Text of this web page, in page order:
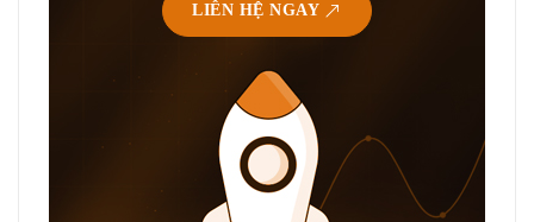
LIÊN HỆ NGAY